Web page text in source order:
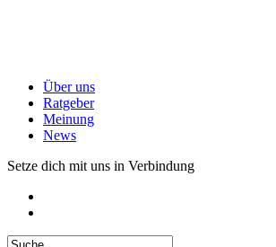
Über uns
Ratgeber
Meinung
News
Setze dich mit uns in Verbindung